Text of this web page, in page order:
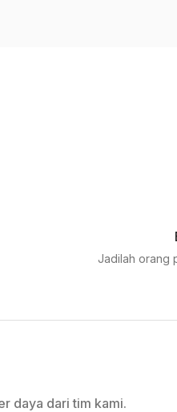
Jadilah orang
daya dari tim kami.